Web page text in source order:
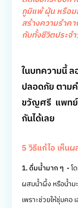
ภูมิแพ้ ฝุ่น หรือม
สร้างความรำค
กับทั้งชีวิตประจ
ในบทความนี้ ล
ปลอดภัย ตาม
ขวัญศรี แพทย์
กันได้เลย
5 วิธีแก้ไอ เห็น
1. ดื่มน้ำมาก ๆ -โ
ผสมน้ำผึ้ง หรือน้ำม
เพราะช่วยให้ชุ่มคอ